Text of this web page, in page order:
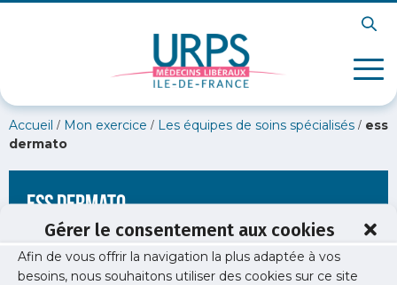
Gérer le consentement aux cookies
Afin de vous offrir la navigation la plus adaptée à vos
besoins, nous souhaitons utiliser des cookies sur ce site
Accueil / Mon exercice / Les équipes de soins spécialisés / ess
dermato
ess dermato